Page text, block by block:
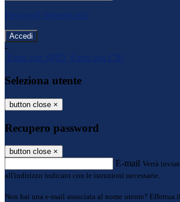
Password dimenticata?
-
Entra con SPID
Entra con CIE
Seleziona utente
button close ×
Recupero password
button close ×
E-mail Verrà
all'indirizzo indicato con le istruzioni necessarie.
Non hai una e-mail associata al nome utente? Effettua